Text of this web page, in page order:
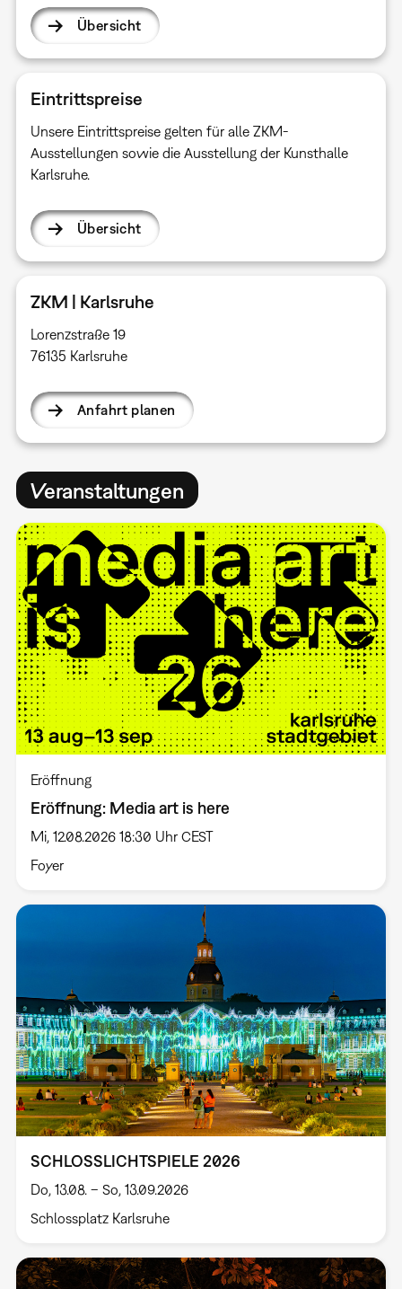
Übersicht
Eintrittspreise
Unsere Eintrittspreise gelten für alle ZKM-
Ausstellungen sowie die Ausstellung der Kunsthalle
Karlsruhe.
Übersicht
ZKM | Karlsruhe
Lorenzstraße 19
76135 Karlsruhe
Anfahrt planen
Veranstaltungen
Eröffnung
Eröffnung: Media art is here
Mi, 12.08.2026 18:30 Uhr CEST
Foyer
SCHLOSSLICHTSPIELE 2026
Do, 13.08. – So, 13.09.2026
Schlossplatz Karlsruhe